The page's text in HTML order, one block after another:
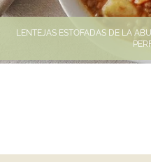
LENTEJAS ESTOFADAS DE LA